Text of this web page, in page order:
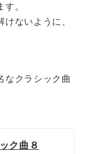
。
ないように、
なクラシック曲
ク曲８